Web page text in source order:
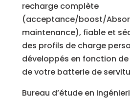
recharge complète
(acceptance/boost/
maintenance), fiable et
des profils de charge
développés en fonction
de votre batterie de
Bureau d’étude en